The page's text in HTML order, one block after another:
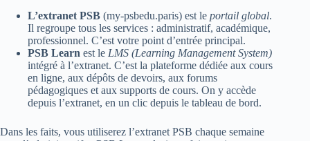
L’extranet PSB (my-psbedu.paris) est le portail global.
Il regroupe tous les services : administratif, académique,
professionnel. C’est votre point d’entrée principal.
PSB Learn est le LMS (Learning Management System)
intégré à l’extranet. C’est la plateforme dédiée aux cours
en ligne, aux dépôts de devoirs, aux forums
pédagogiques et aux supports de cours. On y accède
depuis l’extranet, en un clic depuis le tableau de bord.
Dans les faits, vous utiliserez l’extranet PSB chaque semaine